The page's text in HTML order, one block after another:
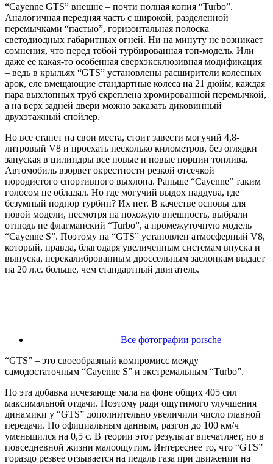
“Cayenne GTS” внешне – почти полная копия “Turbo”.
Аналогичная передняя часть с широкой, разделенной
перемычками “пастью”, горизонтальная полоска
светодиодных габаритных огней. Ни на минуту не возникает
сомнения, что перед тобой турбированная топ-модель. Или
даже ее какая-то особенная сверхэксклюзивная модификация
– ведь в крыльях “GTS” установлены расширители колесных
арок, еле вмещающие стандартные колеса на 21 дюйм, каждая
пара выхлопных труб скреплена хромированной перемычкой,
а на верх задней двери можно заказать диковинный
двухэтажный спойлер.
Но все станет на свои места, стоит завести могучий 4,8-
литровый V8 и проехать несколько километров, без оглядки
запуская в цилиндры все новые и новые порции топлива.
Автомобиль взорвет окрестности резкой отсечкой
породистого спортивного выхлопа. Раньше “Cayenne” таким
голосом не обладал. Но где могучий выдох наддува, где
безумный подпор турбин? Их нет. В качестве основы для
новой модели, несмотря на похожую внешность, выбрали
отнюдь не флагманский “Turbo”, а промежуточную модель
“Cayenne S”. Поэтому на “GTS” установлен атмосферный V8,
который, правда, благодаря увеличенным системам впуска и
выпуска, перекалиброванным дроссельным заслонкам выдает
на 20 л.с. больше, чем стандартный двигатель.
Все фотографии porsche
“GTS” – это своеобразный компромисс между
самодостаточным “Cayenne S” и экстремальным “Turbo”.
Но эта добавка исчезающе мала на фоне общих 405 сил
максимальной отдачи. Поэтому ради ощутимого улучшения
динамики у “GTS” дополнительно увеличили число главной
передачи. По официальным данным, разгон до 100 км/ч
уменьшился на 0,5 с. В теории этот результат впечатляет, но в
повседневной жизни малоощутим. Интереснее то, что “GTS”
гораздо резвее отзывается на педаль газа при движении на